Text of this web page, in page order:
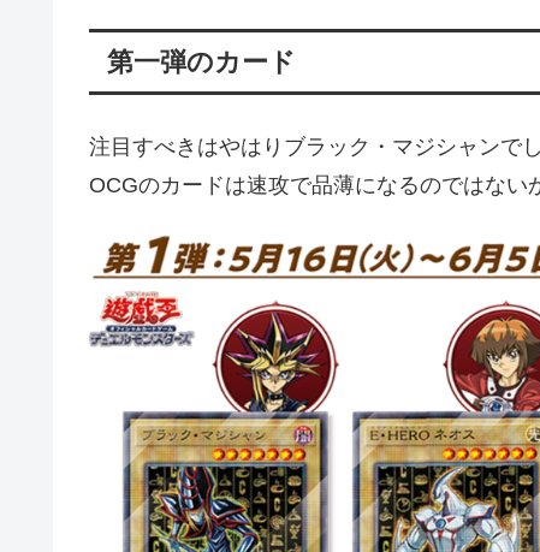
第一弾のカード
注目すべきはやはりブラック・マジシャンでし
OCGのカードは速攻で品薄になるのではない